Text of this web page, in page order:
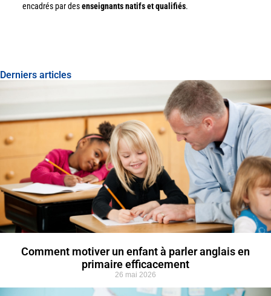
encadrés par desenseignants natifs et qualifiés.
Derniers articles
Comment motiver un enfant à parler anglais en
primaire efficacement
26 mai 2026